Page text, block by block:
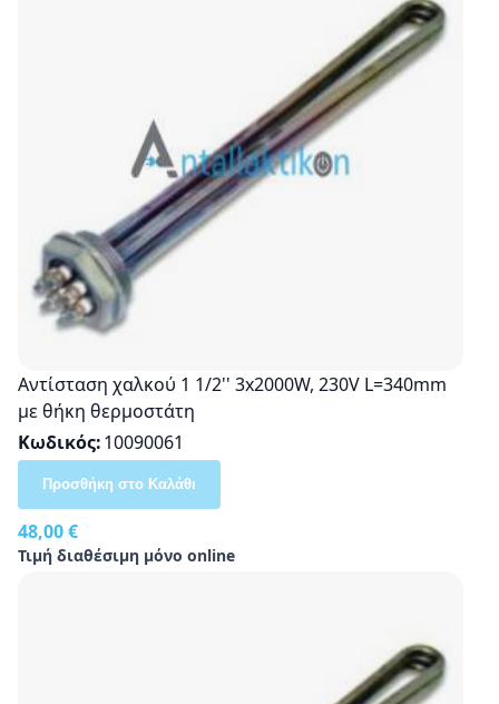
Αντίσταση χαλκού 1 1/2'' 3x2000W, 230V L=340mm
με θήκη θερμοστάτη
Κωδικός 10090061
48,00 €
Τιμή διαθέσιμη μόνο online
Προσθήκη στο Καλάθι